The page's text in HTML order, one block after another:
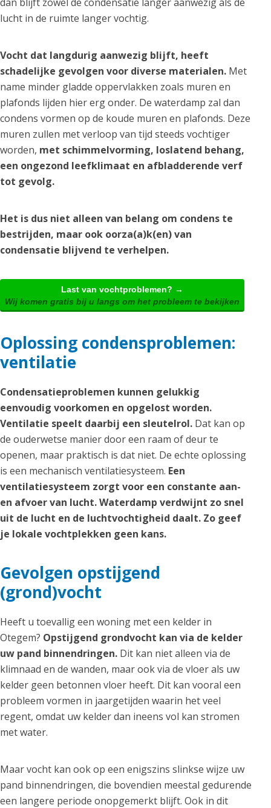
lucht in de ruimte langer vochtig.
Vocht dat langdurig aanwezig blijft, heeft
schadelijke gevolgen voor diverse materialen. Met
name minder gladde oppervlakken zoals muren en
plafonds lijden hier erg onder. De waterdamp zal dan
condens vormen op de koude muren en plafonds. Deze
muren zullen met verloop van tijd steeds vochtiger
worden, met schimmelvorming, loslatend behang,
een ongezond leefklimaat en afbladderende verf
tot gevolg.
Het is dus niet alleen van belang om condens te
bestrijden, maar ook oorza(a)k(en) van
condensatie blijvend te verhelpen.
Last van vochtproblemen? →
Wij komen gratis bij u langs om het probleem te bekijken
Oplossing condensproblemen:
ventilatie
Condensatieproblemen kunnen gelukkig
eenvoudig voorkomen en opgelost worden.
Ventilatie speelt daarbij een sleutelrol. Dat kan op
de ouderwetse manier door een raam of deur te
openen, maar praktisch is dat niet. De echte oplossing
is een mechanisch ventilatiesysteem. Een
ventilatiesysteem zorgt voor een constante aan-
en afvoer van lucht. Waterdamp verdwijnt zo snel
uit de lucht en de luchtvochtigheid daalt. Zo geef
je lokale vochtplekken geen kans.
Gevolgen opstijgend
(grond)vocht
Heeft u toevallig een woning met een kelder in
Otegem? Opstijgend grondvocht kan via de kelder
uw pand binnendringen. Dit kan niet alleen via de
klimnaad en de wanden, maar ook via de vloer als uw
kelder geen betonnen vloer heeft. Dit kan vooral een
probleem vormen in jaargetijden waarin het veel
regent, omdat uw kelder dan ineens vol kan stromen
met water.
Maar vocht kan ook op een enigszins slinkse wijze uw
pand binnendringen, die bovendien meestal gedurende
een langere periode onopgemerkt blijft. Ook in dit